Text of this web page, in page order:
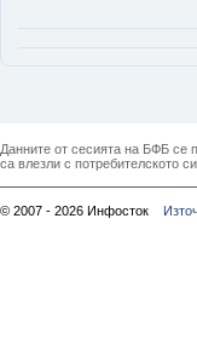
Данните от сесията на БФБ се
са влезли с потребителското
© 2007 - 2026 Инфосток